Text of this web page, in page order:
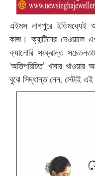
এইমস নাগপুরে ইতিমধ্যেই
কাজ। ক্যান্টিনের দেওয়ালে
ক্যালোরি সংক্রান্ত
‘অতিপরিচিত’ খাবার
বুঝে সিদ্ধান্ত নেন, সেটাই